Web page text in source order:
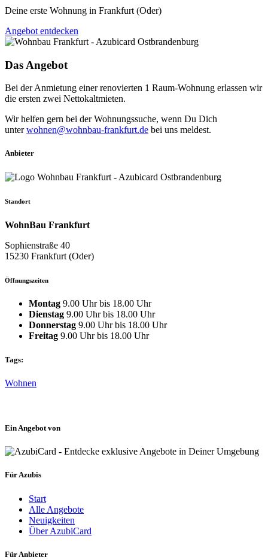
Deine erste Wohnung in Frankfurt (Oder)
Angebot entdecken
Das Angebot
Bei der Anmietung einer renovierten 1 Raum-Wohnung erlassen wir
die ersten zwei Nettokaltmieten.
Wir helfen gern bei der Wohnungssuche, wenn Du Dich
unterwohnen@wohnbau-frankfurt.de bei uns meldest.
Anbieter
Standort
WohnBau Frankfurt
Sophienstraße 40
15230 Frankfurt (Oder)
Öffnungszeiten
Montag 9.00 Uhr bis 18.00 Uhr
Dienstag 9.00 Uhr bis 18.00 Uhr
Donnerstag 9.00 Uhr bis 18.00 Uhr
Freitag 9.00 Uhr bis 18.00 Uhr
Tags:
Wohnen
Ein Angebot von
Für Azubis
Start
Alle Angebote
Neuigkeiten
Über AzubiCard
Für Anbieter